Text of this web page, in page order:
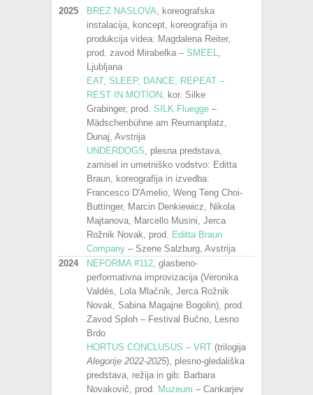
2025 BREZ NASLOVA , koreografska
instalacija, koncept, koreografija in
produkcija videa: Magdalena Reiter,
prod. zavod Mirabelka – SMEEL
Ljubljana
EAT, SLEEP, DANCE, REPEAT –
REST IN MOTION,
kor. Silke
Grabinger, prod. SILK Fluegge –
Mädschenbühne am Reumanplatz,
Dunaj, Avstrija
UNDERDOGS , plesna predstava,
zamisel in umetniško vodstvo: Editta
Braun, koreografija in izvedba:
Francesco D'Amelio, Weng Teng Choi-
Buttinger, Marcin Denkiewicz, Nikola
Majtanova, Marcello Musini, Jerca
Rožnik Novak, prod.
Editta Braun
Company – Szene Salzburg, Avstrija
2024
NEFORMA #112 , glasbeno-
performativna improvizacija (Veronika
Valdés, Lola Mlačnik, Jerca Rožnik
Novak, Sabina Magajne Bogolin), prod.
Zavod Sploh – Festival Bučno, Lesno
Brdo
HORTUS CONCLUSUS – VRT (trilogija
Alegorije 2022-2025), plesno-gledališka
predstava, režija in gib: Barbara
Novakovič, prod.
Muzeum – Cankarjev